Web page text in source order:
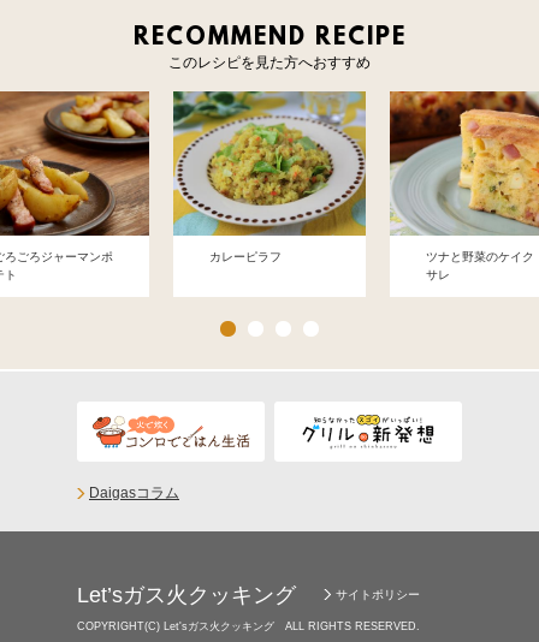
RECOMMEND RECIPE
このレシピを見た方へおすすめ
ろごろジャーマンポ
ト
カレーピラフ
ツナと野菜のケイク
サレ
Daigasコラム
Let’sガス火クッキング サイトポリシー
COPYRIGHT(C) Let'sガス火クッキング ALL RIGHTS RESERVED.